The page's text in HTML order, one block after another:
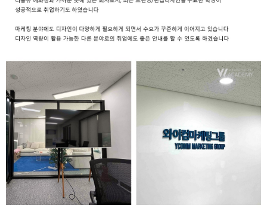
아카데미소개